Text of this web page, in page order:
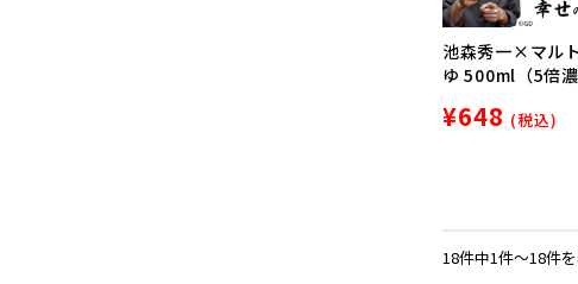
池森秀一×マル
ゆ 500ml（5倍濃
¥648 (税込)
18件中1件〜18件